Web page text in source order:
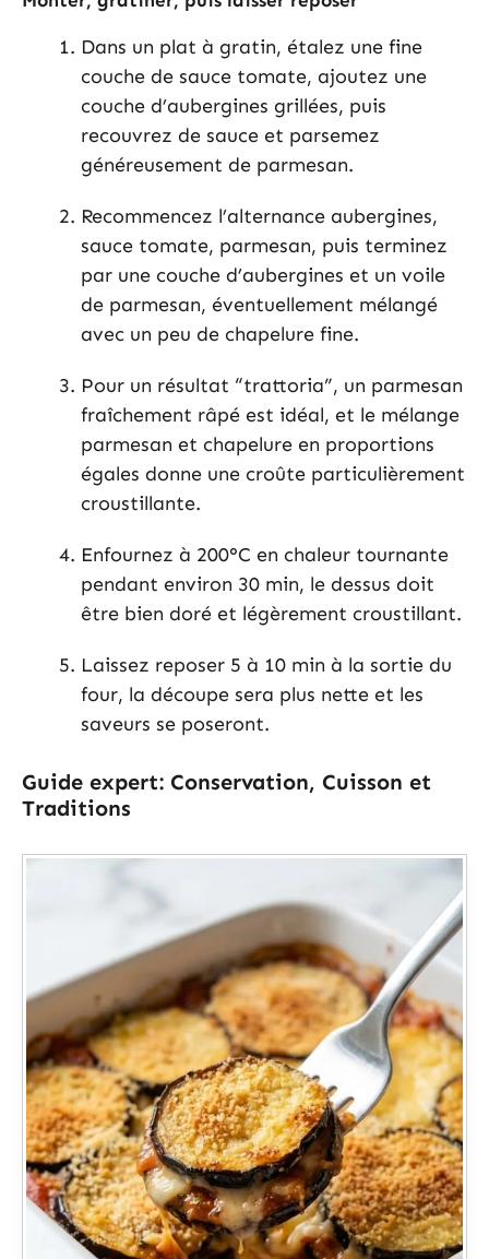
Dans un plat à gratin, étalez une fine
couche de sauce tomate, ajoutez une
couche d’aubergines grillées, puis
recouvrez de sauce et parsemez
généreusement de parmesan.
Recommencez l’alternance aubergines,
sauce tomate, parmesan, puis terminez
par une couche d’aubergines et un voile
de parmesan, éventuellement mélangé
avec un peu de chapelure fine.
Pour un résultat “trattoria”, un parmesan
fraîchement râpé est idéal, et le mélange
parmesan et chapelure en proportions
égales donne une croûte particulièrement
croustillante.
Enfournez à 200°C en chaleur tournante
pendant environ 30 min, le dessus doit
être bien doré et légèrement croustillant.
Laissez reposer 5 à 10 min à la sortie du
four, la découpe sera plus nette et les
saveurs se poseront.
Guide expert: Conservation, Cuisson et
Traditions